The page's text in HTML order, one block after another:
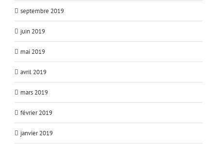
septembre 2019
juin 2019
mai 2019
avril 2019
mars 2019
février 2019
janvier 2019